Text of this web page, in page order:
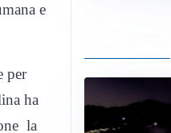
e
per
ha
la